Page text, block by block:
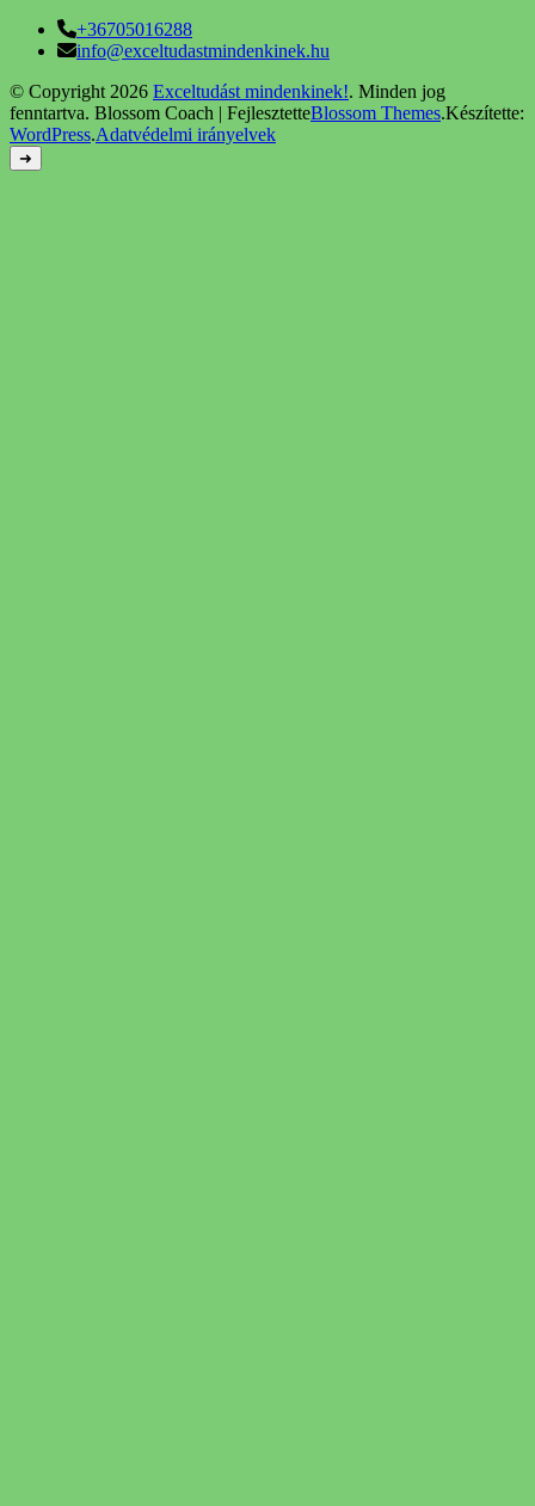
+36705016288
info@exceltudastmindenkinek.hu
© Copyright 2026 Exceltudást mindenkinek!. Minden jog
fenntartva. Blossom Coach | FejlesztetteBlossom Themes.Készítette:
WordPress.Adatvédelmi irányelvek
➜